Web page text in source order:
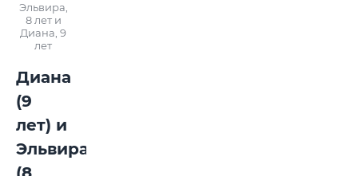
Эльвира,
8 лет и
Диана, 9
лет
Диана
(9
лет) и
Эльвира